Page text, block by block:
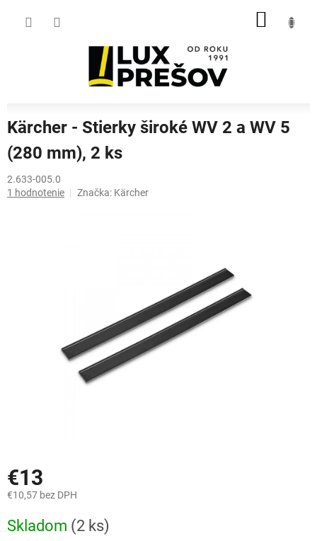
Kärcher - Stierky široké WV 2 a WV 5
(280 mm), 2 ks
2.633-005.0
Priemerné
1 hodnotenie Značka: Kärcher
€13
€10,57 bez DPH
cena:
Skladom (2 ks)